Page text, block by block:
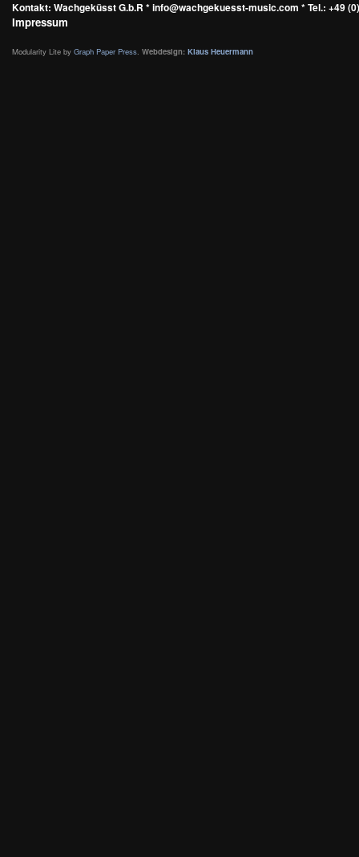
Kontakt: Wachgeküsst G.b.R * info@wachgekuesst-music.com * Tel.: +49
Impressum
Modularity Lite by Graph Paper Press Webdesign: Klaus Heuermann